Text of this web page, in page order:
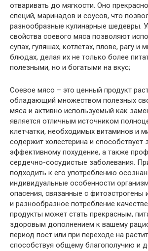
отваривать до мягкости. Оно
специй, маринадов и соусов, что
разнообразные кулинарные шедевры.
свойства соевого мяса позволяют
супах, гуляшах, котлетах, плове, рагу и
блюдах, делая их не только более
полезными, но и богатыми на вкус;
Соевое мясо – это ценный продукт
обладающий множеством полезных
мяса и активно используемый как
является отличным источником
клетчатки, необходимых витаминов и
содержит холестерина и способствует
эффективному похудение, а также
сердечно-сосудистые заболевания.
подходить к его употреблению
индивидуальные особенности
опасения, связанные с
и разнообразное потребление
продукты может стать прекрасным,
здоровым дополнением к вашему
период пост или при переходе на
способствуя общему благополучию и